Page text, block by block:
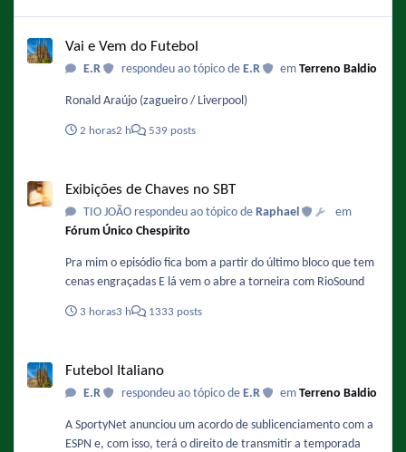
Vai e Vem do Futebol
E.R respondeu ao tópico de E.R emTerreno Baldio
Ronald Araújo (zagueiro / Liverpool)
2 horas2 h 539 posts
Exibições de Chaves no SBT
TIO JOÃO respondeu ao tópico de Raphael
em
Fórum Único Chespirito
Pra mim o episódio fica bom a partir do último bloco que tem
cenas engraçadas E lá vem o abre a torneira com RioSound
3 horas3 h 1333 posts
Futebol Italiano
E.R respondeu ao tópico de E.R emTerreno Baldio
A SportyNet anunciou um acordo de sublicenciamento com a
ESPN e, com isso, terá o direito de transmitir a temporada